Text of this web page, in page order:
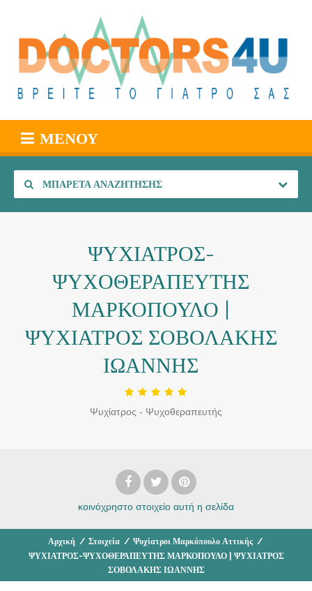
ΜΕΝΟΎ
ΜΠΑΡΈΤΑ ΑΝΑΖΉΤΗΣΗΣ
ΨΥΧΙΑΤΡΟΣ-
ΨΥΧΟΘΕΡΑΠΕΥΤΗΣ
ΜΑΡΚΟΠΟΥΛΟ |
ΨΥΧΙΑΤΡΟΣ ΣΟΒΟΛΑΚΗΣ
ΙΩΑΝΝΗΣ
Ψυχίατρος - Ψυχοθεραπευτής
κοινόχρηστο στοιχείο αυτή η σελίδα
Αρχική / Στοιχεία / Ψυχίατροι Μαρκόπουλο Αττικής /
ΨΥΧΙΑΤΡΟΣ-ΨΥΧΟΘΕΡΑΠΕΥΤΗΣ ΜΑΡΚΟΠΟΥΛΟ | ΨΥΧΙΑΤΡΟΣ
ΣΟΒΟΛΑΚΗΣ ΙΩΑΝΝΗΣ